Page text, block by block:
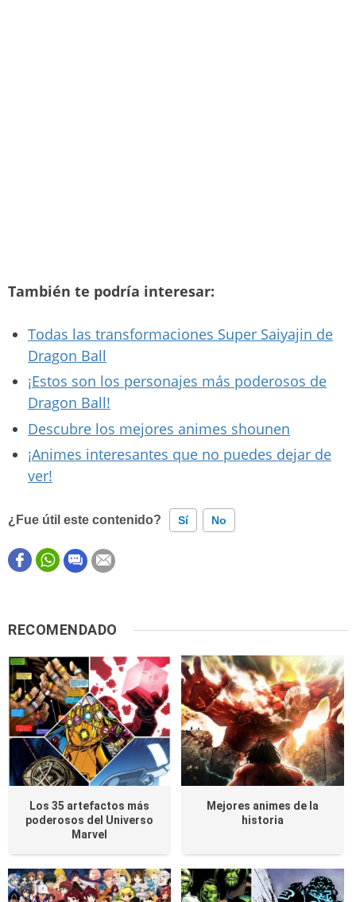
También te podría interesar:
Todas las transformaciones Super Saiyajin de
Dragon Ball
¡Estos son los personajes más poderosos de
Dragon Ball!
Descubre los mejores animes shounen
¡Animes interesantes que no puedes dejar de
ver!
¿Fue útil este contenido? Sí No
Este contenido contiene información incorrecta
Otro
RECOMENDADO
Los 35 artefactos más
poderosos del Universo
Marvel
Mejores animes de la
historia